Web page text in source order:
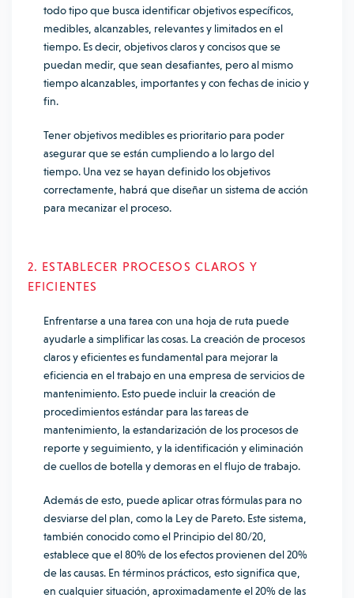
todo tipo que busca identificar objetivos específicos,
medibles, alcanzables, relevantes y limitados en el
tiempo. Es decir, objetivos claros y concisos que se
puedan medir, que sean desafiantes, pero al mismo
tiempo alcanzables, importantes y con fechas de inicio y
fin.
Tener objetivos medibles es prioritario para poder
asegurar que se están cumpliendo a lo largo del
tiempo. Una vez se hayan definido los objetivos
correctamente, habrá que diseñar un sistema de acción
para mecanizar el proceso.
2. ESTABLECER PROCESOS CLAROS Y
EFICIENTES
Enfrentarse a una tarea con una hoja de ruta puede
ayudarle a simplificar las cosas. La creación de procesos
claros y eficientes es fundamental para mejorar la
eficiencia en el trabajo en una empresa de servicios de
mantenimiento. Esto puede incluir la creación de
procedimientos estándar para las tareas de
mantenimiento, la estandarización de los procesos de
reporte y seguimiento, y la identificación y eliminación
de cuellos de botella y demoras en el flujo de trabajo.
Además de esto, puede aplicar otras fórmulas para no
desviarse del plan, como la Ley de Pareto. Este sistema,
también conocido como el Principio del 80/20,
establece que el 80% de los efectos provienen del 20%
de las causas. En términos prácticos, esto significa que,
en cualquier situación, aproximadamente el 20% de las